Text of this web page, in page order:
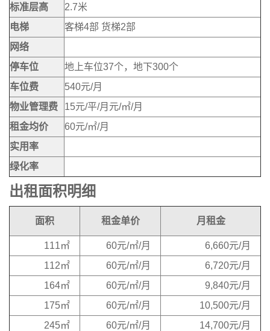
标准层高
2.7米
电梯
客梯4部 货梯2部
网络
停车位
地上车位37个，地下300个
车位费
540元/月
物业管理费
15元/平/月元/㎡/月
租金均价
60元/㎡/月
实用率
绿化率
出租面积明细
面积 租金单价 月租金
111㎡ 60元/㎡/月
6,660元/月
112㎡
60元/㎡/月
6,720元/月
164㎡
60元/㎡/月
9,840元/月
175㎡
60元/㎡/月
10,500元/月
245㎡
60元/㎡/月
14,700元/月